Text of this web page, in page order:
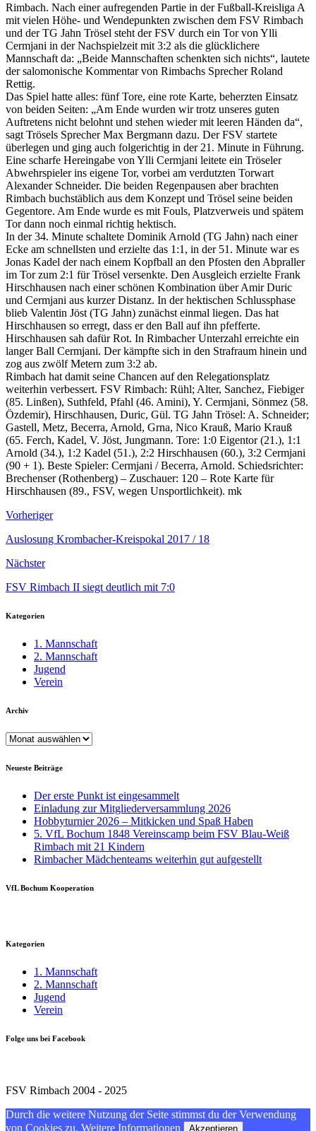
Rimbach. Nach einer aufregenden Partie in der Fußball-Kreisliga A
mit vielen Höhe- und Wendepunkten zwischen dem FSV Rimbach
und der TG Jahn Trösel steht der FSV durch ein Tor von Ylli
Cermjani in der Nachspielzeit mit 3:2 als die glücklichere
Mannschaft da: „Beide Mannschaften schenkten sich nichts“, lautete
der salomonische Kommentar von Rimbachs Sprecher Roland
Rettig.
Das Spiel hatte alles: fünf Tore, eine rote Karte, beherzten Einsatz
von beiden Seiten: „Am Ende wurden wir trotz unseres guten
Auftretens nicht belohnt und stehen wieder mit leeren Händen da“,
sagt Trösels Sprecher Max Bergmann dazu. Der FSV startete
überlegen und ging auch folgerichtig in der 21. Minute in Führung.
Eine scharfe Hereingabe von Ylli Cermjani leitete ein Tröseler
Abwehrspieler ins eigene Tor, vorbei am verdutzten Torwart
Alexander Schneider. Die beiden Regenpausen aber brachten
Rimbach buchstäblich aus dem Konzept und Trösel seine beiden
Gegentore. Am Ende wurde es mit Fouls, Platzverweis und spätem
Tor dann noch einmal richtig hektisch.
In der 34. Minute schaltete Dominik Arnold (TG Jahn) nach einer
Ecke am schnellsten und erzielte das 1:1, in der 51. Minute war es
Jonas Kadel der nach einem Kopfball an den Pfosten den Abpraller
im Tor zum 2:1 für Trösel versenkte. Den Ausgleich erzielte Frank
Hirschhausen nach einer schönen Kombination über Amir Duric
und Cermjani aus kurzer Distanz. In der hektischen Schlussphase
blieb Valentin Jöst (TG Jahn) zunächst einmal liegen. Das hat
Hirschhausen so erregt, dass er den Ball auf ihn pfefferte.
Hirschhausen sah dafür Rot. In Rimbacher Unterzahl erreichte ein
langer Ball Cermjani. Der kämpfte sich in den Strafraum hinein und
zog aus zwölf Metern zum 3:2 ab.
Rimbach hat damit seine Chancen auf den Relegationsplatz
weiterhin verbessert. FSV Rimbach: Rühl; Alter, Sanchez, Fiebiger
(85. Linßen), Suthfeld, Pfahl (46. Amini), Y. Cermjani, Sönmez (58.
Özdemir), Hirschhausen, Duric, Gül. TG Jahn Trösel: A. Schneider;
Gastell, Metz, Becerra, Arnold, Grna, Nico Krauß, Mario Krauß
(65. Ferch, Kadel, V. Jöst, Jungmann. Tore: 1:0 Eigentor (21.), 1:1
Arnold (34.), 1:2 Kadel (51.), 2:2 Hirschhausen (60.), 3:2 Cermjani
(90 + 1). Beste Spieler: Cermjani / Becerra, Arnold. Schiedsrichter:
Brechenser (Rothenberg) – Zuschauer: 120 – Rote Karte für
Hirschhausen (89., FSV, wegen Unsportlichkeit). mk
Vorheriger
Auslosung Krombacher-Kreispokal 2017 / 18
Nächster
FSV Rimbach II siegt deutlich mit 7:0
Kategorien
1. Mannschaft
2. Mannschaft
Jugend
Verein
Archiv
Archiv
Neueste Beiträge
Der erste Punkt ist eingesammelt
Einladung zur Mitgliederversammlung 2026
Hobbyturnier 2026 – Mitkicken und Spaß Haben
5. VfL Bochum 1848 Vereinscamp beim FSV Blau-Weiß
Rimbach mit 21 Kindern
Rimbacher Mädchenteams weiterhin gut aufgestellt
VfL Bochum Kooperation
Kategorien
1. Mannschaft
2. Mannschaft
Jugend
Verein
Folge uns bei Facebook
FSV Rimbach 2004 - 2025
Durch die weitere Nutzung der Seite stimmst du der Verwendung
von Cookies zu. Weitere Informationen Akzeptieren